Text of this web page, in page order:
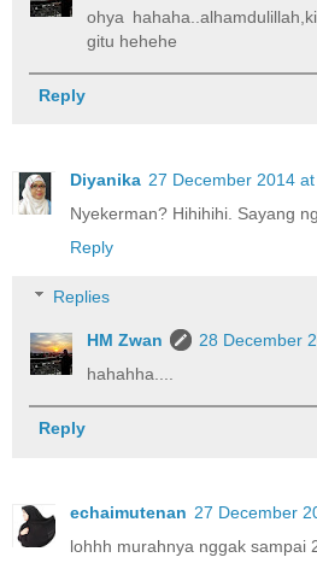
ohya
gitu hehehe
Reply
Diyanika 27 December 2014 at
Nyekerman? Hihihihi. Sayang
Reply
Replies
HM Zwan
28 December
hahahha....
Reply
echaimutenan 27 December
lohhh murahnya nggak sampai